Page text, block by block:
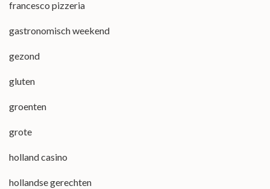
francesco pizzeria
gastronomisch weekend
gezond
gluten
groenten
grote
holland casino
hollandse gerechten